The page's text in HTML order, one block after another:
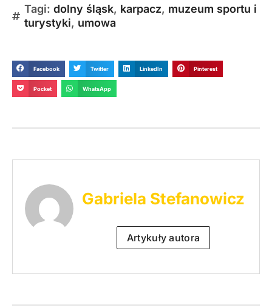
Tagi: dolny śląsk, karpacz, muzeum sportu i
turystyki, umowa
Facebook Twitter LinkedIn Pinterest
Pocket WhatsApp
Gabriela Stefanowicz
Artykuły autora